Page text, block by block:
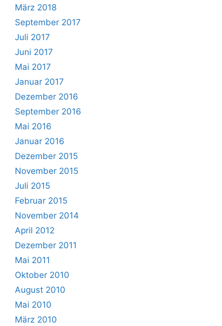
März 2018
September 2017
Juli 2017
Juni 2017
Mai 2017
Januar 2017
Dezember 2016
September 2016
Mai 2016
Januar 2016
Dezember 2015
November 2015
Juli 2015
Februar 2015
November 2014
April 2012
Dezember 2011
Mai 2011
Oktober 2010
August 2010
Mai 2010
März 2010